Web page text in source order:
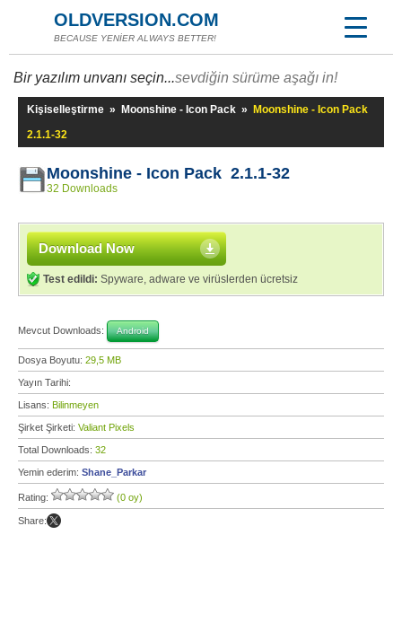
OLDVERSION.COM
BECAUSE YENİER ALWAYS BETTER!
Bir yazılım unvanı seçin...sevdiğin sürüme aşağı in!
Kişiselleştirme » Moonshine - Icon Pack »
Moonshine - Icon Pack
2.1.1-32
Moonshine - Icon Pack 2.1.1-32
32 Downloads
Download Now
Test edildi: Spyware, adware ve virüslerden ücretsiz
Mevcut Downloads: Android
Dosya Boyutu: 29,5 MB
Yayın Tarihi:
Lisans: Bilinmeyen
Şirket Şirketi: Valiant Pixels
Total Downloads: 32
Yemin ederim: Shane_Parkar
Rating: (0 oy)
Share: